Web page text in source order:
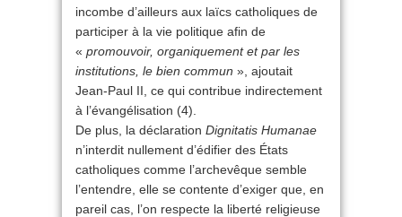
incombe d’ailleurs aux laïcs catholiques de
participer à la vie politique afin de
« promouvoir, organiquement et par les
institutions, le bien commun », ajoutait
Jean-Paul II, ce qui contribue indirectement
à l’évangélisation (4).
De plus, la déclaration Dignitatis Humanae
n’interdit nullement d’édifier des États
catholiques comme l’archevêque semble
l’entendre, elle se contente d’exiger que, en
pareil cas, l’on respecte la liberté religieuse